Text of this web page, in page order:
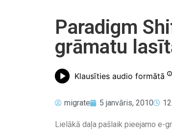
Paradigm
grāmatu
Klausīties audio formātā
migrate 5 janvāris, 2010
Lielākā daļa pašlaik pieejamo e-